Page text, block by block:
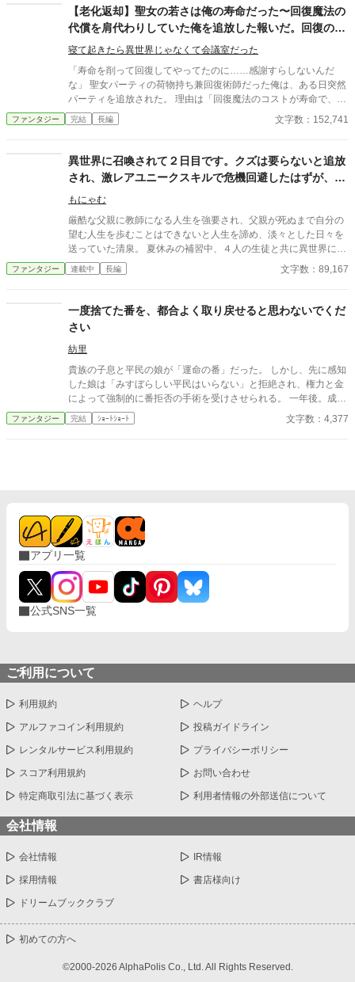
ウルだった。 報酬も名誉も奪われ、パーティーを追放されたラウ
ルは、処分されることになった聖剣だけを引き取って辺境へ向か
う。 廃村の鍛冶場で折れた聖剣を修理すると、まばゆい光の中か
ら銀髪の美しい女性が現れた。 「わたしを壊したのは勇者です。
そして、あなたこそがわたしの主です」 ラウルの外れ技能【原型
復元】には、壊れた神器を本来の姿へ戻す力があった。 聖剣、神
盾、魔導鎧、古代要塞――。 捨てられた神器を直すたび、最強の
美少女が仲間になっていく。 これは無能扱いされた修理師が、愛
の重い神器たちと辺境工房を築き、やがて壊れかけた世界まで修
【老化返却】聖女の若さは俺の寿命だった〜回復魔法の
代償を肩代わりしていた俺を追放した報いだ。回復のた
びに毛が抜け、骨がスカスカになるが良い〜
寝て起きたら異世界じゃなくて会議室だった
「寿命を削って回復してやってたのに……感謝すらしないんだ
な」 聖女パーティの荷物持ち兼回復術師だった俺は、ある日突然
パーティを追放された。 理由は「回復魔法のコストが寿命で、も
うすぐ死ぬ無能はいらない」という勝手な思い込み。 だが、彼ら
は知らなかった。 俺の正体が、この世界の生命を司る世界樹の根
にいたからこそ、彼らは「若さ」と「健康」を維持できていたの
だ。 「俺がいなくなったら、誰が君たちの老化を止めるの？」 俺
がいなくなった途端、聖女たちの身体に異変が起きる。 回復魔法
を唱えるたびに、自慢の金髪はバサバサと抜け落ち、肌は土色
に。 若さに溺れていた彼女たちは、骨がスカスカになり、杖なし
では歩けない老婆のような姿へと変わり果てていく。 一方、解放
された俺は隣国の美少女皇女に拾われ、世界樹の力で枯れた大地
を森に変える「現人神」として崇められていた。 「今さら戻って
きて？ ……悪いけど、そのハゲ散らかした老婆、誰だっけ？」 す
いく物語。
ファンタジー 完結 長編 文字数：152,741
異世界に召喚されて２日目です。クズは要らないと追放
され、激レアユニークスキルで危機回避したはずが、ト
ラブル続きで泣きそうです。
もにゃむ
厳酷な父親に教師になる人生を強要され、父親が死ぬまで自分の
望む人生を歩むことはできないと人生を諦め、淡々とした日々を
送っていた清泉。 夏休みの補習中、４人の生徒と共に異世界に召
喚されてしまう。 召喚直後、職業がクズだから要らないと国外追
放を言い渡された清泉だったが、同じく国外追放を言い渡された
の処置をすると聞かされ、王都の通行門で部屋に閉じ込められた
清泉は、生徒たちと兵士たちから逃れるためにユニークスキルを
発動し………………目が覚めると子どもの姿になっていた。 容姿
のせいで子どもの頃から嫌な思いをたくさんしてきた清泉。 父親
に厳しく叩き込まれた剣道も、身を守るために身につけた護身の
ための武術も、力のない小さな体ではほとんど役に立たない。 可
愛い女の子にしか見えない子どもになってしまった清泉を襲うト
ラブルはまだまだ続くようで…… 楽しんでいただけたら、嬉しい
です。 ※ 画像はAIに描いてもらいましたが、文章は100％自分で
ファンタジー 連載中 長編 文字数：89,167
一度捨てた番を、都合よく取り戻せると思わないでくだ
さい
紡里
貴族の子息と平民の娘が「運命の番」だった。 しかし、先に感知
した娘は「みすぼらしい平民はいらない」と拒絶され、権力と金
によって強制的に番拒否の手術を受けさせられる。 一年後。成長
した子息は娘を番だと認識し、今度は「解除しろ」と迫ってき
た。 それを拒んだ娘を、彼は「番の義務違反だ」と裁判に訴え
ファンタジー 完結 ｼｮｰﾄｼｮｰﾄ 文字数：4,377
アプリ一覧
公式SNS一覧
ご利用について
利用規約 ヘルプ
アルファコイン利用規約 投稿ガイドライン
レンタルサービス利用規約 プライバシーポリシー
スコア利用規約 お問い合わせ
特定商取引法に基づく表示 利用者情報の外部送信について
会社情報
会社情報 IR情報
採用情報 書店様向け
ドリームブッククラブ
初めての方へ
©2000-2026 AlphaPolis Co., Ltd. All Rights Reserved.